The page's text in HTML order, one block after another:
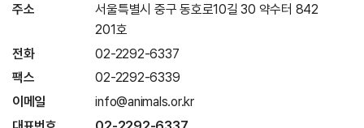
주소
서울특별시 중구 동호로10길 30 약수터 842
201호
전화
02-2292-6337
팩스
02-2292-6339
이메일
info@animals.or.kr